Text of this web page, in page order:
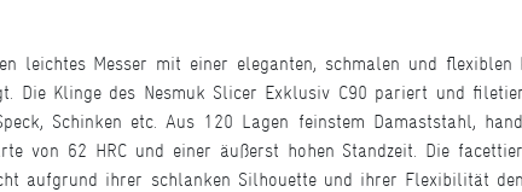
leichtes Messer mit einer eleganten, schmalen und
Die Klinge des Nesmuk Slicer Exklusiv C90 pariert und
Schinken etc. Aus 120 Lagen feinstem Damaststahl,
von 62 HRC und einer äußerst hohen Standzeit. Die
aufgrund ihrer schlanken Silhouette und ihrer Flexibilität